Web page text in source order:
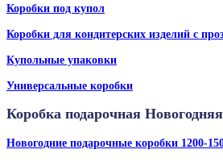
Коробки под купол
Коробки для кондитерских изделий с
Купольные упаковки
Универсальные коробки
Коробка подарочная Новогодняя
Новогодние подарочные коробки 1200-